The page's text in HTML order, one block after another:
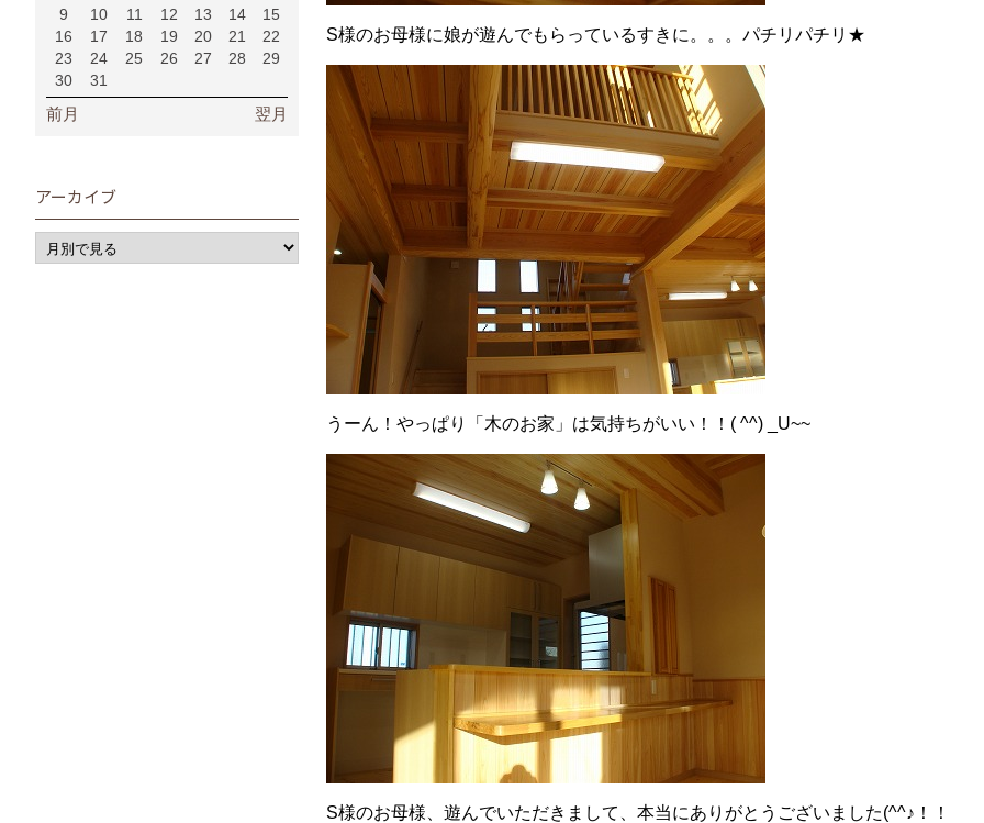
S様のお母様に娘が遊んでもらっているすきに。。。パチリパチリ★
うーん！やっぱり「木のお家」は気持ちがいい！！( ^^) _U~~
S様のお母様、遊んでいただきまして、本当にありがとうございました(^^♪！！
9
10 11 12 13 14
15
16
17 18 19 20 21
22
23
24 25 26 27 28
29
30
31
前月 翌月
アーカイブ